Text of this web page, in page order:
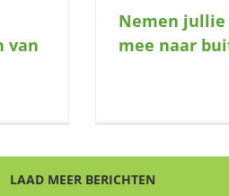
van
Nemen
mee naar
LAAD MEER BERICHTEN